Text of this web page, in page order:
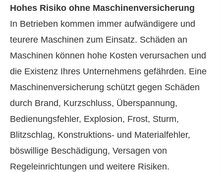
Hohes Risiko ohne Maschinenversicherung
In Betrieben kommen immer aufwändigere und
teurere Maschinen zum Einsatz. Schäden an
Maschinen können hohe Kosten verursachen und
die Existenz Ihres Unternehmens gefährden. Eine
Maschinenversicherung schützt gegen Schäden
durch Brand, Kurzschluss, Überspannung,
Bedienungsfehler, Explosion, Frost, Sturm,
Blitzschlag, Konstruktions- und Materialfehler,
böswillige Beschädigung, Versagen von
Regeleinrichtungen und weitere Risiken.